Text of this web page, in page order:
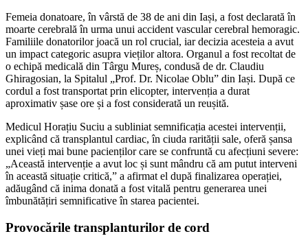
Femeia donatoare, în vârstă de 38 de ani din Iași, a fost declarată în
moarte cerebrală în urma unui accident vascular cerebral hemoragic.
Familiile donatorilor joacă un rol crucial, iar decizia acesteia a avut
un impact categoric asupra vieților altora. Organul a fost recoltat de
o echipă medicală din Târgu Mureș, condusă de dr. Claudiu
Ghiragosian, la Spitalul „Prof. Dr. Nicolae Oblu” din Iași. După ce
cordul a fost transportat prin elicopter, intervenția a durat
aproximativ șase ore și a fost considerată un reușită.
Medicul Horațiu Suciu a subliniat semnificația acestei intervenții,
explicând că transplantul cardiac, în ciuda rarității sale, oferă șansa
unei vieți mai bune pacienților care se confruntă cu afecțiuni severe:
„Această intervenție a avut loc și sunt mândru că am putut interveni
în această situație critică,” a afirmat el după finalizarea operației,
adăugând că inima donată a fost vitală pentru generarea unei
îmbunătățiri semnificative în starea pacientei.
Provocările transplanturilor de cord